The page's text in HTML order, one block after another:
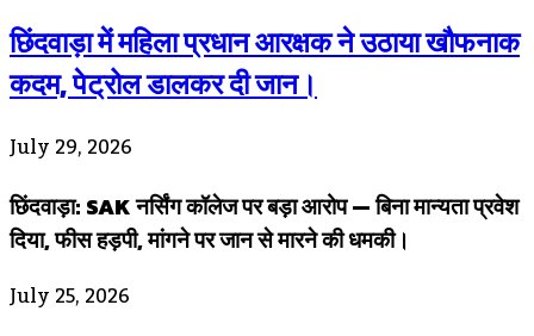
छिंदवाड़ा में महिला प्रधान आरक्षक ने उठाया खौफनाक
कदम, पेट्रोल डालकर दी जान।
July 29, 2026
छिंदवाड़ा: SAK नर्सिंग कॉलेज पर बड़ा आरोप — बिना मान्यता प्रवेश
दिया, फीस हड़पी, मांगने पर जान से मारने की धमकी।
July 25, 2026